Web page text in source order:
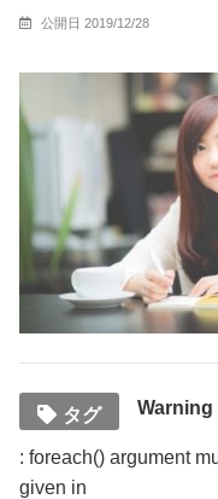
公開日 2019/12/28
タグ Warning
: foreach() argument
given in